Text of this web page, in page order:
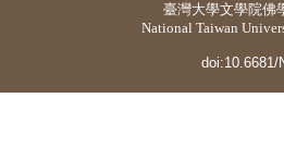
臺灣大學文學院佛
National Taiwan
doi:10.6681/